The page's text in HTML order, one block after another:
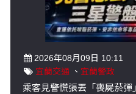
2026年08月09日 10:11
宜蘭交通 、 宜蘭警政
乘客見警慌張丟「喪屍菸彈